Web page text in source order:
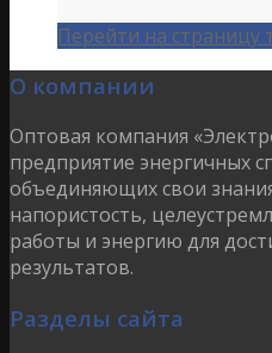
Перейти на страницу
О компании
Оптовая компания
предприятие энергичных
объединяющих свои
напористость,
работы и энергию для
результатов.
Разделы сайта